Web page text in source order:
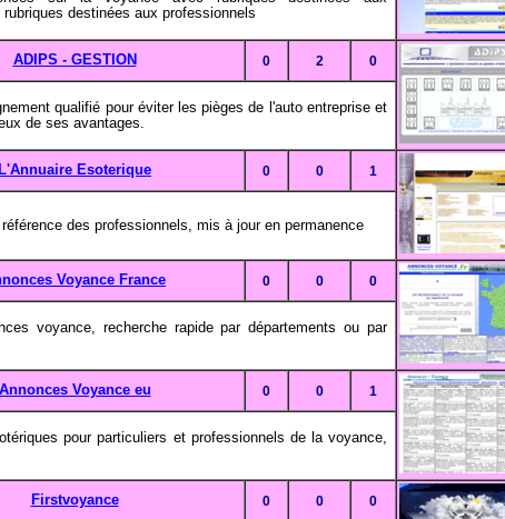
destinées aux professionnels
ADIPS - GESTION 0 2 0
qualifié pour éviter les pièges de l'auto entreprise et
de ses avantages.
L'Annuaire Esoterique 0 0 1
référence des professionnels, mis à jour en permanence
Voyance France 0 0 0
voyance, recherche rapide par départements ou par
Annonces Voyance eu 0 0 1
pour particuliers et professionnels de la voyance,
Firstvoyance 0 0 0